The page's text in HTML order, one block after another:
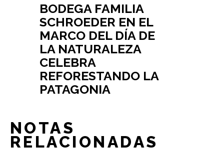
BODEGA FAMILIA
SCHROEDER EN EL
MARCO DEL DÍA DE
LA NATURALEZA
CELEBRA
REFORESTANDO LA
PATAGONIA
NOTAS
RELACIONADAS